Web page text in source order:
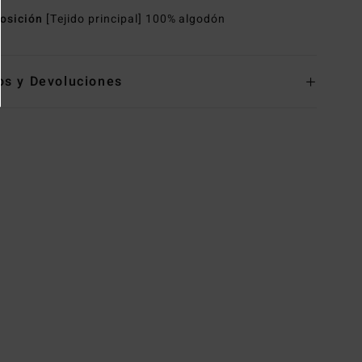
[Tejido principal] 100% algodón
y Devoluciones